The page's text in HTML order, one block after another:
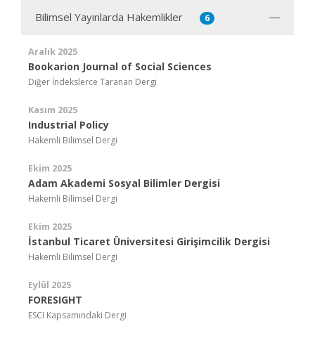
Bilimsel Yayınlarda Hakemlikler 6
Aralık 2025
Bookarion Journal of Social Sciences
Diğer İndekslerce Taranan Dergi
Kasım 2025
Industrial Policy
Hakemli Bilimsel Dergi
Ekim 2025
Adam Akademi Sosyal Bilimler Dergisi
Hakemli Bilimsel Dergi
Ekim 2025
İstanbul Ticaret Üniversitesi Girişimcilik Dergisi
Hakemli Bilimsel Dergi
Eylül 2025
FORESIGHT
ESCI Kapsamındaki Dergi